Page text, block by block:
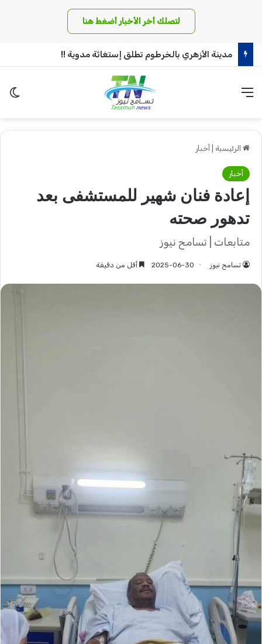
لتصلك أخر الأخبار أضغط هنا
مدينة الأزهري بالخرطوم تطلق إستغاثة مدوية !!
القائمة
الرئيسية أخبار
أخبار
إعادة فنان شهير للمستشفى بعد
تدهور صحته
متابعات | تسامح نيوز
تسامح نيوز 2025-06-30 أقل من دقيقة